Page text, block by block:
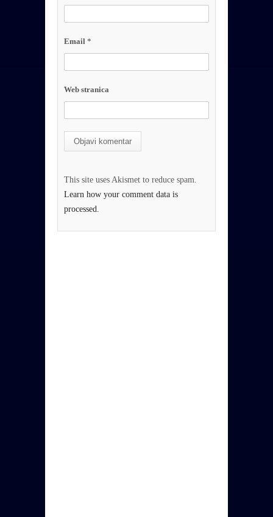
Email *
Web stranica
This site uses Akismet to reduce spam.
Learn how your comment data is
processed.